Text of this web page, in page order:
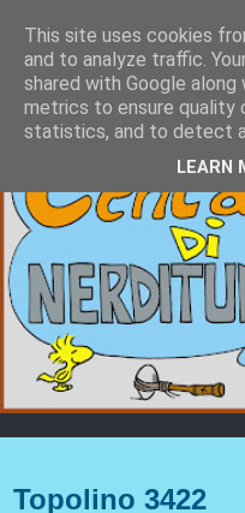
Topolino 3422
This site uses cookies
and to analyze traffic.
shared with Google
metrics to ensure quality
statistics, and to detect
LEARN